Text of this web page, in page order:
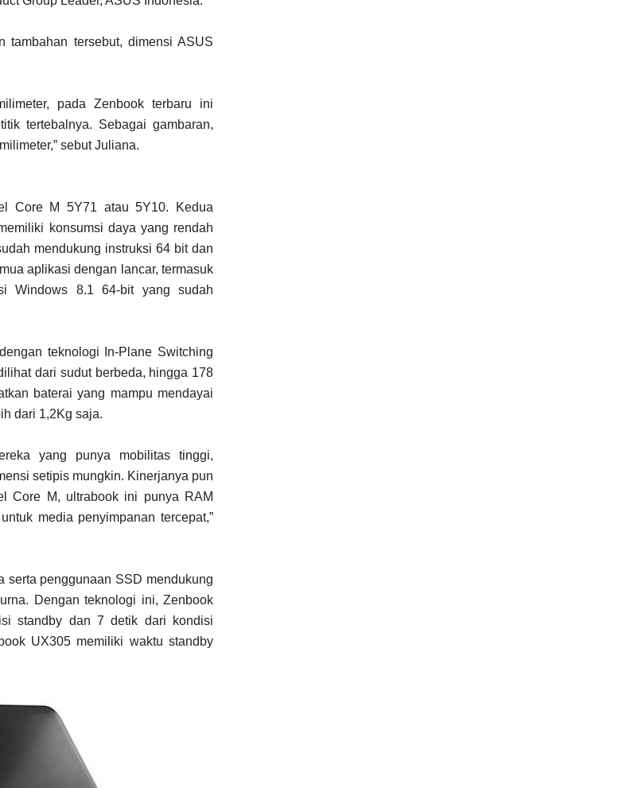
tambahan tersebut, dimensi ASUS
pada Zenbook terbaru ini
tertebalnya. Sebagai gambaran,
sebut Juliana.
Core M 5Y71 atau 5Y10. Kedua
konsumsi daya yang rendah
mendukung instruksi 64 bit dan
aplikasi dengan lancar, termasuk
Windows 8.1 64-bit yang sudah
teknologi In-Plane Switching
dari sudut berbeda, hingga 178
baterai yang mampu mendayai
dari 1,2Kg saja.
yang punya mobilitas tinggi,
setipis mungkin. Kinerjanya pun
Core M, ultrabook ini punya RAM
media penyimpanan tercepat,”
serta penggunaan SSD mendukung
Dengan teknologi ini, Zenbook
standby dan 7 detik dari kondisi
UX305 memiliki waktu standby